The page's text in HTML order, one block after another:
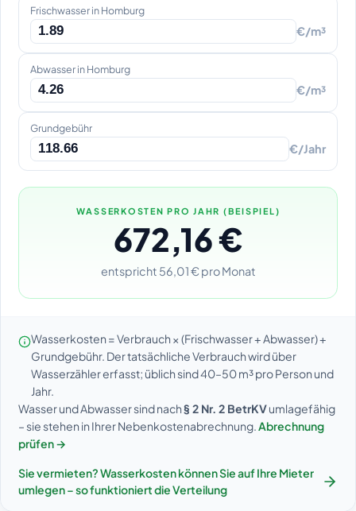
Frischwasser in Homburg
€/m³
Abwasser in Homburg
€/m³
Grundgebühr
€/Jahr
WASSERKOSTEN PRO JAHR (BEISPIEL)
672,16 €
entspricht 56,01 € pro Monat
Wasserkosten = Verbrauch × (Frischwasser + Abwasser) +
Grundgebühr. Der tatsächliche Verbrauch wird über
Wasserzähler erfasst; üblich sind 40–50 m³ pro Person und
Jahr.
Wasser und Abwasser sind nach§ 2 Nr. 2 BetrKVumlagefähig
– sie stehen in Ihrer Nebenkostenabrechnung.Abrechnung
prüfen →
Sie vermieten? Wasserkosten können Sie auf Ihre Mieter
umlegen – so funktioniert die Verteilung